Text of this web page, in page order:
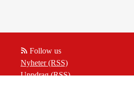
Follow us
Nyheter (RSS)
Uppdrag (RSS)